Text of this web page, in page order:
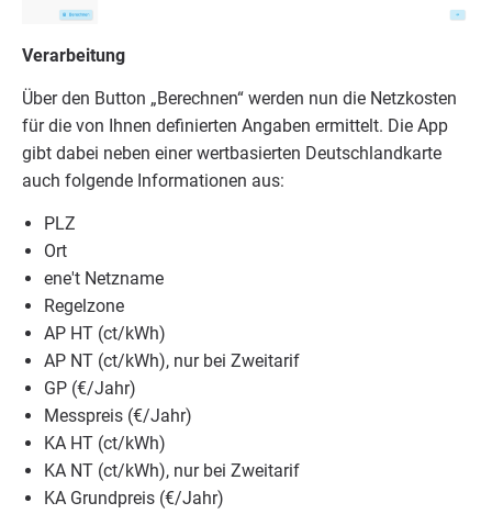
Ver­ar­bei­tung
Über den But­ton „Berech­nen“ wer­den nun die Netz­kos­ten
für die von Ihnen defi­nier­ten Anga­ben ermit­telt. Die App
gibt dabei neben einer wert­ba­sier­ten Deutsch­land­kar­te
auch fol­gen­de Infor­ma­tio­nen aus:
PLZ
Ort
ene't Netz­na­me
Regel­zo­ne
AP HT (ct/​kWh)
AP NT (ct/​kWh), nur bei Zweitarif
GP (€/​Jahr)
Mess­preis (€/​Jahr)
KA HT (ct/​kWh)
KA NT (ct/​kWh), nur bei Zweitarif
KA Grund­preis (€/​Jahr)